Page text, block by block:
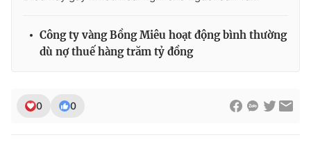
Cơ quan báo chí:Thời báo VTV
Giấy phép hoạt động báo in và báo điện tử số 483/GP-BTTTT
Phó Tổng Biên tập:
Nguyễn Thị Mỹ Hạnh, Phạm Quốc Thắng,
Công ty vàng Bồng Miêu hoạt động bình thường
dù nợ thuế hàng trăm tỷ đồng
0 0